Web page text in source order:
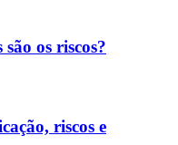
os riscos?
riscos e